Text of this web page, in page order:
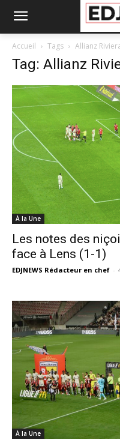
Accueil Tags Allianz
Tag: Allianz
À la Une
Les notes des
face à Lens (1-1)
EDJNEWS Rédacteur en chef -
À la Une